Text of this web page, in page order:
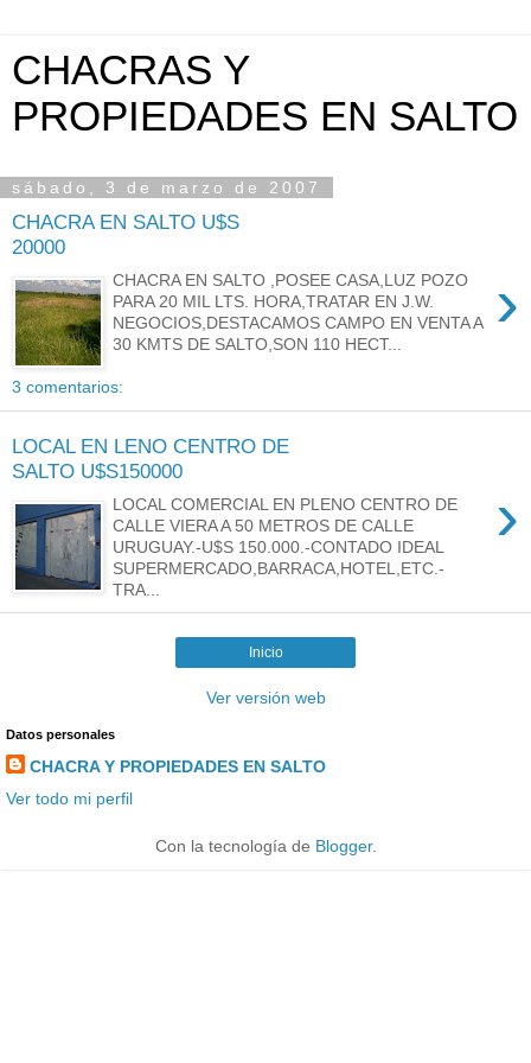
CHACRAS Y
PROPIEDADES EN SALTO
sábado, 3 de marzo de 2007
CHACRA EN SALTO U$S
20000
›
CHACRA EN SALTO ,POSEE CASA,LUZ POZO
PARA 20 MIL LTS. HORA,TRATAR EN J.W.
NEGOCIOS,DESTACAMOS CAMPO EN VENTA A
30 KMTS DE SALTO,SON 110 HECT...
3 comentarios:
LOCAL EN LENO CENTRO DE
SALTO U$S150000
›
LOCAL COMERCIAL EN PLENO CENTRO DE
CALLE VIERA A 50 METROS DE CALLE
URUGUAY.-U$S 150.000.-CONTADO IDEAL
SUPERMERCADO,BARRACA,HOTEL,ETC.-
TRA...
Inicio
Ver versión web
Datos personales
CHACRA Y PROPIEDADES EN SALTO
Ver todo mi perfil
Con la tecnología de Blogger.